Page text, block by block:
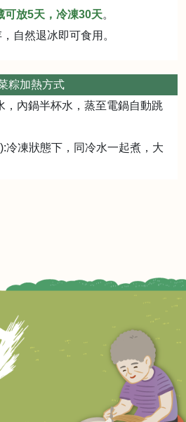
可放5天，冷凍30天。
自然退冰即可食用。
粽加熱方式
，內鍋半杯水，蒸至電鍋自動跳
冷凍狀態下，同冷水一起煮，大